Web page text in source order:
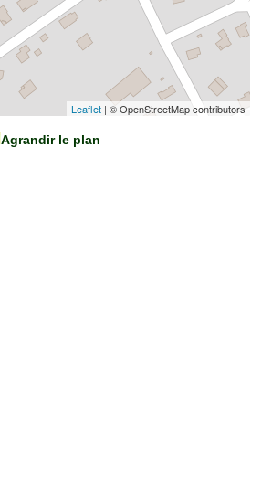
Leaflet | © OpenStreetMap contributors
Agrandir le plan